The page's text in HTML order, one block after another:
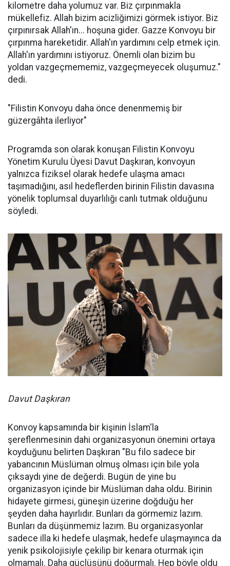
kilometre daha yolumuz var. Biz çırpınmakla
mükellefiz. Allah bizim acizliğimizi görmek istiyor. Biz
çırpınırsak Allah'ın... hoşuna gider. Gazze Konvoyu bir
çırpınma hareketidir. Allah'ın yardımını celp etmek için.
Allah'ın yardımını istiyoruz. Önemli olan bizim bu
yoldan vazgeçmememiz, vazgeçmeyecek oluşumuz."
dedi.
"Filistin Konvoyu daha önce denenmemiş bir
güzergâhta ilerliyor"
Programda son olarak konuşan Filistin Konvoyu
Yönetim Kurulu Üyesi Davut Daşkıran, konvoyun
yalnızca fiziksel olarak hedefe ulaşma amacı
taşımadığını, asıl hedeflerden birinin Filistin davasına
yönelik toplumsal duyarlılığı canlı tutmak olduğunu
söyledi.
Davut Daşkıran
Konvoy kapsamında bir kişinin İslam'la
şereflenmesinin dahi organizasyonun önemini ortaya
koyduğunu belirten Daşkıran "Bu filo sadece bir
yabancının Müslüman olmuş olması için bile yola
çıksaydı yine de değerdi. Bugün de yine bu
organizasyon içinde bir Müslüman daha oldu. Birinin
hidayete girmesi, güneşin üzerine doğduğu her
şeyden daha hayırlıdır. Bunları da görmemiz lazım.
Bunları da düşünmemiz lazım. Bu organizasyonlar
sadece illa ki hedefe ulaşmak, hedefe ulaşmayınca da
yenik psikolojisiyle çekilip bir kenara oturmak için
olmamalı. Daha güçlüsünü doğurmalı. Hep böyle oldu